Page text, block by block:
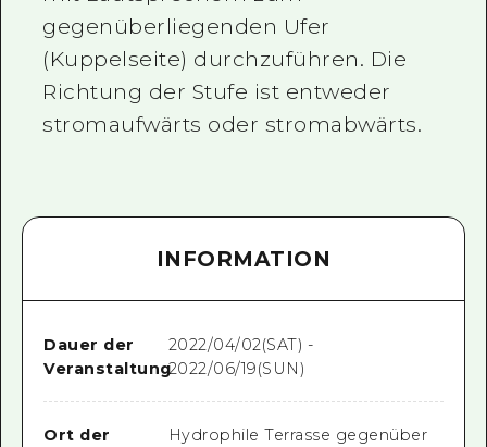
gegenüberliegenden Ufer
(Kuppelseite) durchzuführen. Die
Richtung der Stufe ist entweder
stromaufwärts oder stromabwärts.
INFORMATION
Dauer der
Veranstaltung
2022/04/02(SAT) -
2022/06/19(SUN)
Ort der
Hydrophile Terrasse gegenüber